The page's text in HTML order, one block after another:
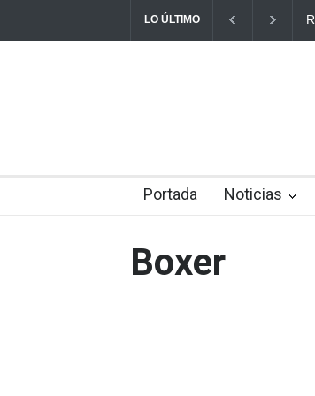
LO ÚLTIMO
¿Cómo el consumo de alimentos quemados puede
Portada Noticias
Boxer